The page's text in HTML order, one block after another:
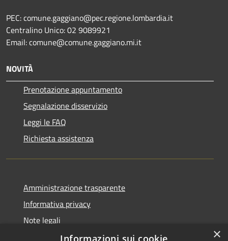
PEC: comune.gaggiano@pec.regione.lombardia.it
Centralino Unico: 02 9089921
Email: comune@comune.gaggiano.mi.it
NOVITÀ
Prenotazione appuntamento
Segnalazione disservizio
Leggi le FAQ
Richiesta assistenza
Amministrazione trasparente
Informativa privacy
Note legali
Dichiarazione di accessibilità
×
Informazioni sui cookie